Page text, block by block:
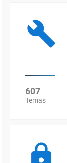
607
Temas